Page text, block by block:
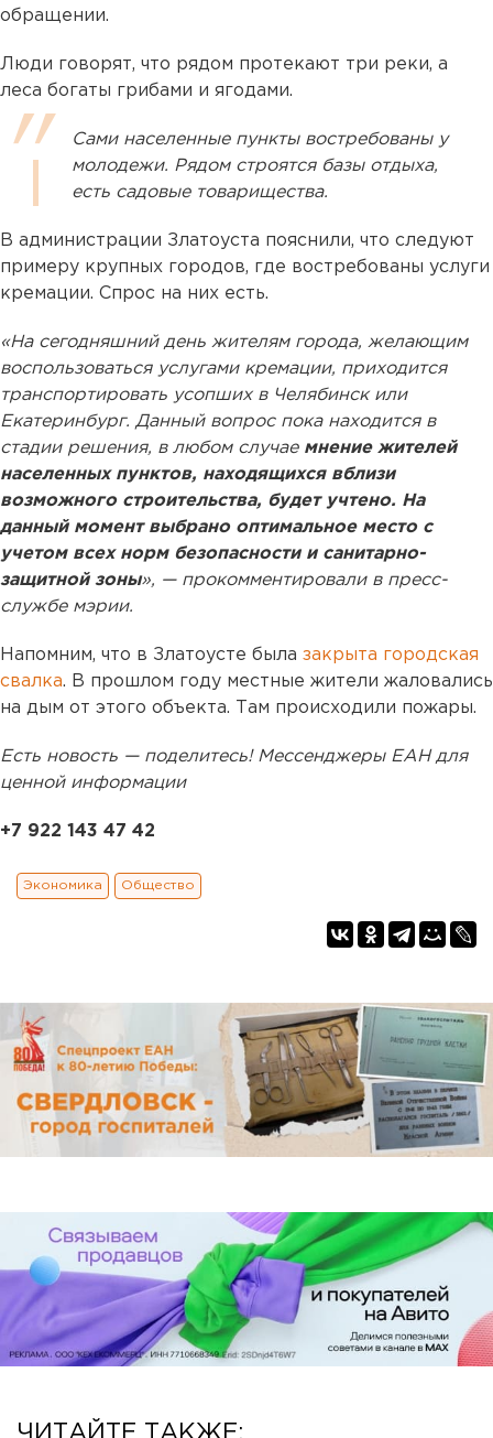
обращении.
Люди говорят, что рядом протекают три реки, а
леса богаты грибами и ягодами.
Сами населенные пункты востребованы у
молодежи. Рядом строятся базы отдыха,
есть садовые товарищества.
В администрации Златоуста пояснили, что следуют
примеру крупных городов, где востребованы услуги
кремации. Спрос на них есть.
«На сегодняшний день жителям города, желающим
воспользоваться услугами кремации, приходится
транспортировать усопших в Челябинск или
Екатеринбург. Данный вопрос пока находится в
стадии решения, в любом случае мнение жителей
населенных пунктов, находящихся вблизи
возможного строительства, будет учтено. На
данный момент выбрано оптимальное место с
учетом всех норм безопасности и санитарно-
защитной зоны», — прокомментировали в пресс-
службе мэрии.
Напомним, что в Златоусте была закрыта городская
свалка. В прошлом году местные жители жаловались
на дым от этого объекта. Там происходили пожары.
Есть новость — поделитесь! Мессенджеры ЕАН для
ценной информации
+7 922 143 47 42
Экономика Общество